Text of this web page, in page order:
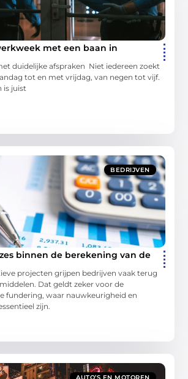
met een baan in
duidelijke afspraken Niet iedereen zoekt
tot en met vrijdag, van negen tot vijf.
is juist
BEDRIJVEN
binnen de berekening van de
projecten grijpen bedrijven vaak terug
Dat geldt zeker voor de
fundering, waar nauwkeurigheid en
zijn.
AUTO’S EN MOTOREN